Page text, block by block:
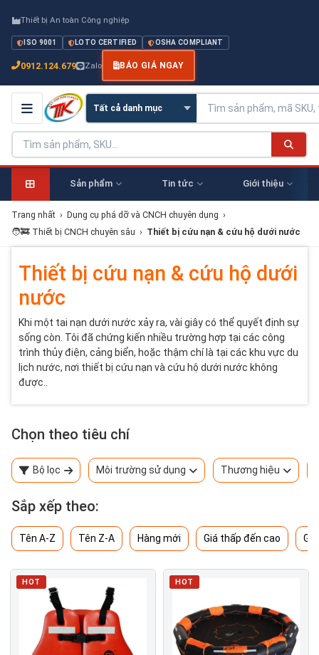
Thiết bị An toàn Công nghiệp
ISO 9001 LOTO CERTIFIED OSHA COMPLIANT
0912.124.679 Zalo BÁO GIÁ NGAY
Sản phẩm Tin tức Giới thiệu
Trang nhất › Dụng cụ phá dỡ và CNCH chuyên dụng ›
🧑‍🚒 Thiết bị CNCH chuyên sâu › Thiết bị cứu nạn & cứu hộ dưới nước
Thiết bị cứu nạn & cứu hộ dưới
nước
Khi một tai nạn dưới nước xảy ra, vài giây có thể quyết định sự
sống còn. Tôi đã chứng kiến nhiều trường hợp tại các công
trình thủy điện, cảng biển, hoặc thậm chí là tại các khu vực du
lịch nước, nơi thiết bị cứu nạn và cứu hộ dưới nước không
được..
Chọn theo tiêu chí
Bộ lọc Môi trường sử dụng Thương hiệu
Sắp xếp theo:
Tên A-Z Tên Z-A Hàng mới Giá thấp đến cao
HOT HOT